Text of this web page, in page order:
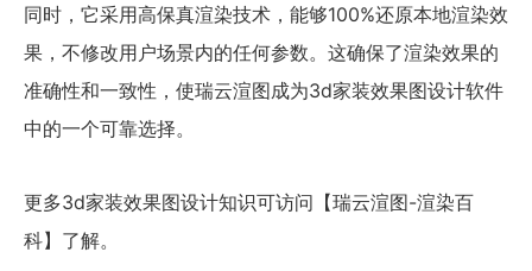
同时，它采用高保真渲染技术，能够100%还原本地渲染效
果，不修改用户场景内的任何参数。这确保了渲染效果的
准确性和一致性，使瑞云渲图成为3d家装效果图设计软件
中的一个可靠选择。
更多3d家装效果图设计知识可访问【瑞云渲图-渲染百
科】了解。